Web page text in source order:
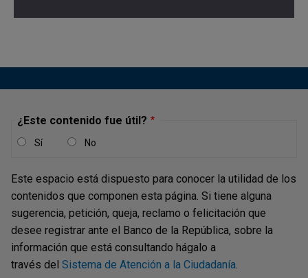
¿Este contenido fue útil?
Sí No
Este espacio está dispuesto para conocer la utilidad de los
contenidos que componen esta página. Si tiene alguna
sugerencia, petición, queja, reclamo o felicitación que
desee registrar ante el Banco de la República, sobre la
información que está consultando hágalo a
través del Sistema de Atención a la Ciudadanía